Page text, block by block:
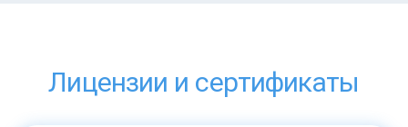
Лицензии и сертификаты